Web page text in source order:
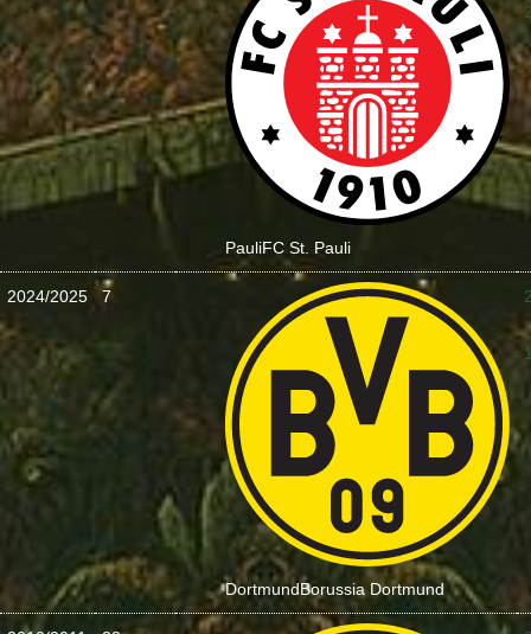
PauliFC St. Pauli
2024/2025 7
DortmundBorussia Dortmund
: